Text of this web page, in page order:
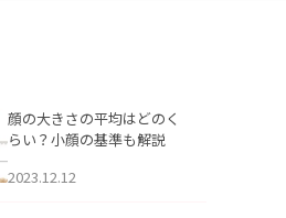
顔の大きさの平均はどのく
らい？小顔の基準も解説
2023.12.12